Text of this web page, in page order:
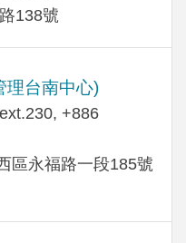
138號
理台南中心)
+886
區永福路一段185號